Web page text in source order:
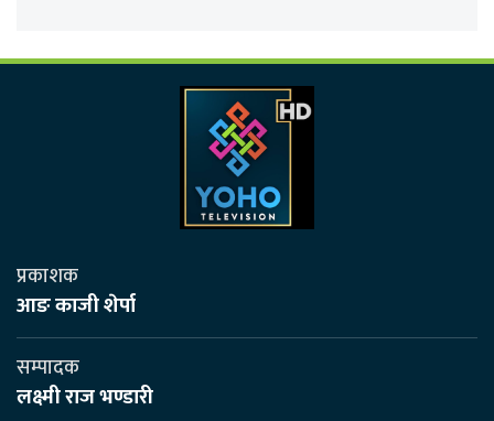
प्रकाशक
आङ काजी शेर्पा
सम्पादक
लक्ष्मी राज भण्डारी